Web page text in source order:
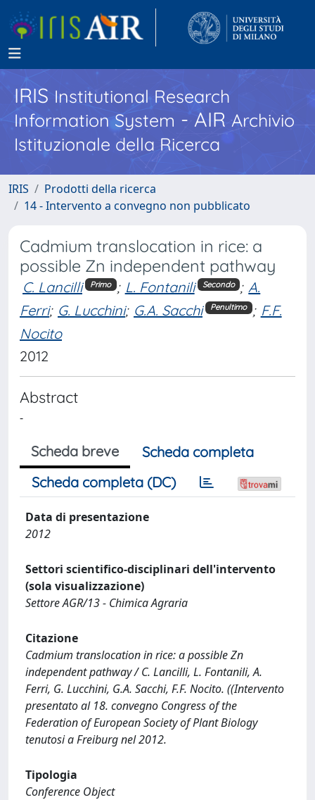
IRISInstitutional Research
Information System - AIR Archivio
Istituzionale della Ricerca
IRIS
Prodotti della ricerca
14 - Intervento a convegno non pubblicato
Cadmium translocation in rice: a
possible Zn independent pathway
C. Lancilli Primo ; L. Fontanili Secondo ; A.
Ferri; G. Lucchini; G.A. Sacchi Penultimo ; F.F.
Nocito
2012
Abstract
-
Scheda breve
Scheda completa
Scheda completa (DC)
Data di presentazione
2012
Settori scientifico-disciplinari dell'intervento
(sola visualizzazione)
Settore AGR/13 - Chimica Agraria
Citazione
Cadmium translocation in rice: a possible Zn
independent pathway / C. Lancilli, L. Fontanili, A.
Ferri, G. Lucchini, G.A. Sacchi, F.F. Nocito. ((Intervento
presentato al 18. convegno Congress of the
Federation of European Society of Plant Biology
tenutosi a Freiburg nel 2012.
Tipologia
Conference Object